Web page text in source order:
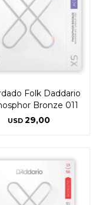
Folk Daddario
Bronze 011
USD 29,00